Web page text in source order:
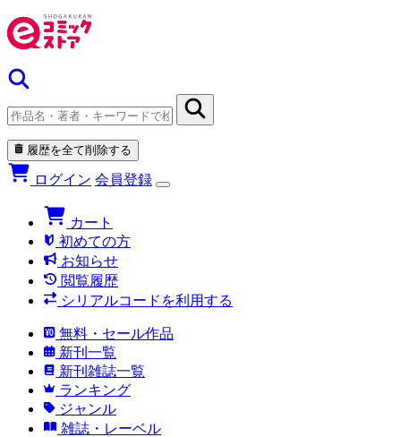
履歴を全て削除する
ログイン 会員登録
カート
初めての方
お知らせ
閲覧履歴
シリアルコードを利用する
無料・セール作品
新刊一覧
新刊雑誌一覧
ランキング
ジャンル
雑誌・レーベル